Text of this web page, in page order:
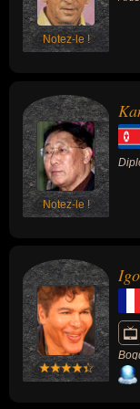
Notez-le !
Notez-le !